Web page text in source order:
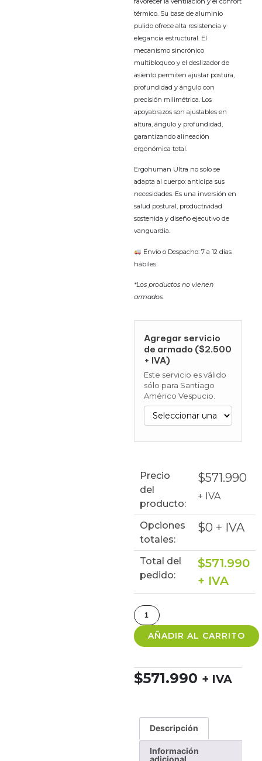
térmico. Su base de aluminio
pulido ofrece alta resistencia y
elegancia estructural. El
mecanismo sincrónico
multibloqueo y el deslizador de
asiento permiten ajustar postura,
profundidad y ángulo con
precisión milimétrica. Los
apoyabrazos son ajustables en
altura, ángulo y profundidad,
garantizando alineación
ergonómica total.
Ergohuman Ultra no solo se
adapta al cuerpo: anticipa sus
necesidades. Es una inversión en
salud postural, productividad
sostenida y diseño ejecutivo de
vanguardia.
Envío o Despacho: 7 a 12 días
hábiles.
*Los productos no vienen
armados.
Agregar servicio
de armado ($2.500
+ IVA)
Este servicio es válido
sólo para Santiago
Américo Vespucio.
Precio
del
producto:
$571.990
+ IVA
Opciones
totales:
$0 + IVA
Total del
pedido:
$571.990
+ IVA
AÑADIR AL CARRITO
$571.990 + IVA
Descripción
Información
adicional